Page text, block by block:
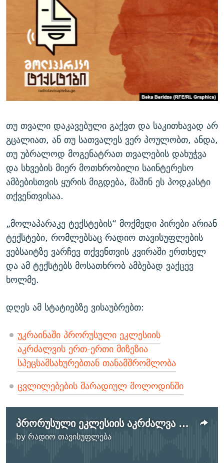
ᲛᲝᲚᲐᲞᲐᲠᲐᲙᲔ ᲢᲔᲥᲡᲢᲔᲑᲘ
ᲨᲘᲜ - ᲣᲪᲮᲝᲔᲗᲨᲘ
ᲚᲘᲢᲔᲠᲐᲢᲣᲠᲣᲚᲘ ᲬᲐᲮᲜᲐᲒᲔᲑᲘ
ᲐᲛᲔᲠᲘᲙᲣᲚᲘ ᲛᲝᲗᲮᲠᲝᲑᲐ
ᲘᲛᲞᲔᲠᲘᲐ ᲓᲐ ᲠᲐᲓᲘᲝ
ᲩᲔᲛᲘ ᲡᲘᲙᲕᲓᲘᲚᲘᲡ ᲛᲘᲖᲔᲖᲘᲐ COVID-19
11 ᲬᲔᲚᲘ - 11 ᲐᲛᲑᲐᲕᲘ
ᲡᲐᲞᲐᲠᲚᲐᲛᲔᲜᲢᲝ ᲐᲠᲩᲔᲕᲜᲔᲑᲘᲡ ᲘᲡᲢᲝᲠᲘᲐ
ᲑᲐᲕᲨᲕᲔᲑᲘ ᲞᲠᲝᲡᲢᲘᲢᲣᲪᲘᲐᲨᲘ - ᲐᲛᲝᲣᲗᲥᲛᲔᲚᲘ ᲐᲛᲑᲐᲕᲘ
5 ᲐᲛᲑᲐᲕᲘ - 20 ᲘᲕᲜᲘᲡᲡ ᲓᲐᲨᲐᲕᲔᲑᲣᲚᲔᲑᲘ
ᲐᲒᲕᲘᲡᲢᲝᲡ ᲝᲛᲘ
ᲒᲐᲛᲝᲘᲬᲔᲠᲔ
რთე/რთ-ის ყველა საიტი
თუ თვალი დაკავებული გაქვთ და საკითხავად არ
გცალიათ, ან თუ სათვალეს ვერ პოულობთ, ანდა,
თუ უბრალოდ მოგენატრათ თვალების დახუჭვა
და სხვების მიერ მოთხრობილი საინტერესო
ამბებისთვის ყურის მიგდება, მაშინ ეს პოდკასტი
თქვენთვისაა.
„მოლაპარაკე ტექსტების“ მოქმედი პირები არიან
ტექსტები, რომლებსაც რადიო თავისუფლების
ვებსაიტზე ვარჩევ თქვენთვის კვირაში ერთხელ
და ამ ტექსტებს მოსათხრობ ამბებად ვაქცევ
ხოლმე.
დღეს ამ სტატიებზე ვისაუბრებთ:
უკრაინაში პრორუსული ეკლესიის
აკრძალვის ერთ-ერთი მიზეზია
სპეცსამსახურებთან თანამშრომლობა
ცვლილებების მარადიულ მოლოდინში
პრორუსული ეკლესიის აკრძალვა უკრაინაში. კინორეჟისორი სერგეი სოლოვიოვი
byრადიო თავისუფლება
No media source currently